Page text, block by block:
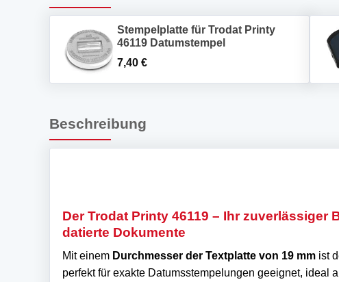
Stempelplatte für Trodat Printy
46119 Datumstempel
7,40 €
Beschreibung
Der Trodat Printy 46119 – Ihr zuverlässiger
datierte Dokumente
Mit einem Durchmesser der Textplatte von 19 mm ist
perfekt für exakte Datumsstempelungen geeignet, ideal